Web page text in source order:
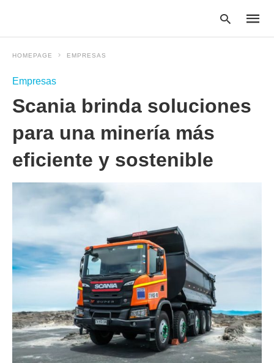
your
search
HOMEPAGE EMPRESAS
Empresas
Scania brinda soluciones
para una minería más
eficiente y sostenible